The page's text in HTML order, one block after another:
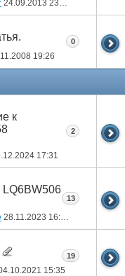
24.09.2013 23:08
19:26
0
к
17:31
2
28.11.2023 16:25
13
15:35
19